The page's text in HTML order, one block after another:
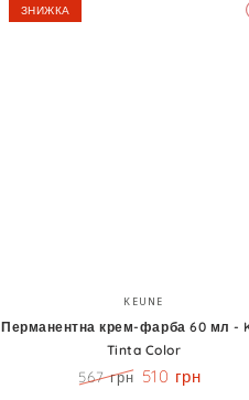
крем-
Бренд:
KEUNE
Перманентна крем-фарба 60 мл -
Tinta Color
567 грн 510 грн
ЗНИЖКА